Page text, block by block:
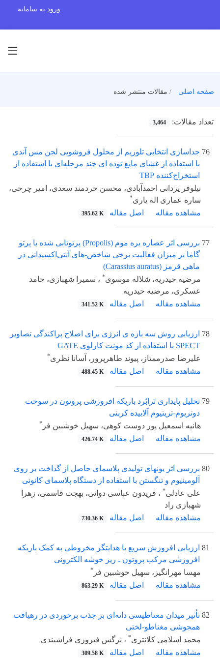
ورود به سامانه
صفحه اصلی مقالات منتشر شده
تعداد مقالات: 3,464
76 جداسازی انتخابی تلوریم از محلول فروشویی لجن مس آندی
با استفاده از غشای مایع توده ای چند مرحله‌ای با استفاده از
استخراج‌کننده TBP
نیلوفر یزدانی احمدآبادی، محسن خردمند سعدی، امیر چرخی،
ساره عماری اله یاری*
مشاهده مقاله اصل مقاله 395.62 K
77
بررسی اثر عصاره بره موم (Propolis) پرتوتابی شده با پرتو
گاما بر میزان فعالیت برخی شاخص-های آنتی‌اکسیدانی در
ماهی قرمز (Carassius auratus)
مرضیه حیدریه، شلاله موسوی* ، سمیرا شهبازی، حامد
عسکری، مرضیه حیدریه
مشاهده مقاله
اصل مقاله 341.52 K
78 ارزیابی روش سه بازه ی انرژی برای اصلاح پراکندگی تصاویر
SPECT با استفاده از کد مونت کارلوی GATE
علیرضا صدرممتاز، پیوند طاهرپرور، آسانا نظری*
مشاهده مقاله اصل مقاله 488.45 K
79 تحلیل پایداری تَرابُرد باریکه افروزشی پروتون در سوخت
دوتریوم-تریتیوم آلاییده کربنی
هانیه اسمعیل پور دوست کوهی، سهیل خوشبین فر *
مشاهده مقاله اصل مقاله 426.74 K
80 بررسی اثر یونهای تولیدی پلاسمای حاصل از گداخت بر روی
آلومینیوم و تنگستن با استفاده از دستگاه پلاسمای کانونی
علی عادلی* ، فریدون عباسی دوانی، بهجت قاسمی، زهرا
شهبازی راد
مشاهده مقاله
اصل مقاله 730.36 K
81 ارزیابی افروزش سریع با هدایتگر مخروطی به کمک باریکه
افروزشی مرکب پروتون ـ ریز خوشه الکترونی
مهسا مهرانگیز، سهیل خوشبین فر *
مشاهده مقاله اصل مقاله 863.29 K
82 تأثیر میدان مغناطیسی دانه‌ای بر جذب برخوردی در رهیافت
همجوشی مغناطو-لختی
محمد اسلامی کلانتری* ، نرگس فیروزی فراشبندی
مشاهده مقاله
اصل مقاله 309.58 K